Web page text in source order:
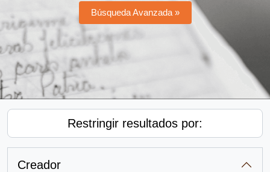
Búsqueda Avanzada »
Restringir resultados por:
Creador